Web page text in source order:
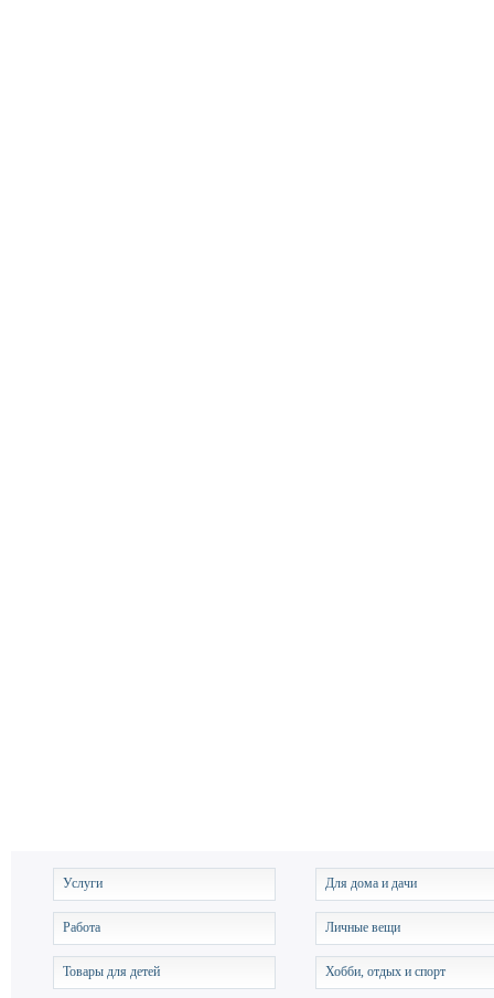
Услуги Для дома и дачи
Работа Личные вещи
Товары для детей Хобби, отдых и спорт